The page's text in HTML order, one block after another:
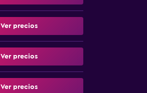
Ver precios
Ver precios
Ver precios